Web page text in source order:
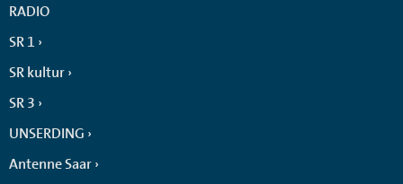
RADIO
SR 1
SR kultur
SR 3
UNSERDING
Antenne Saar